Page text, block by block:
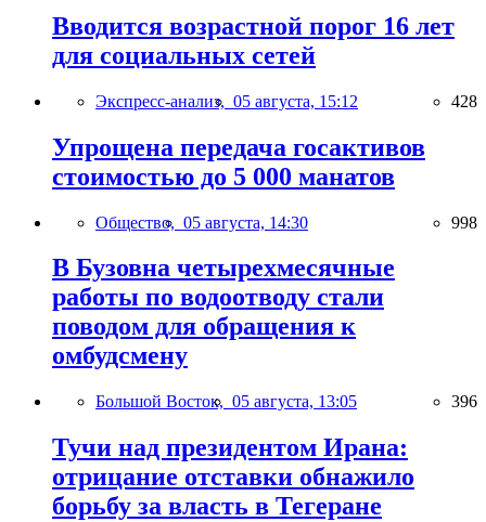
Вводится возрастной порог 16 лет
для социальных сетей
Экспресс-анализ, 05 августа, 15:12 428
Упрощена передача госактивов
стоимостью до 5 000 манатов
Общество, 05 августа, 14:30 998
В Бузовна четырехмесячные
работы по водоотводу стали
поводом для обращения к
омбудсмену
Большой Восток, 05 августа, 13:05 396
Тучи над президентом Ирана:
отрицание отставки обнажило
борьбу за власть в Тегеране